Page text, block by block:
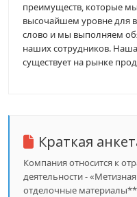
преимуществ, которые
высочайшем уровне для
слово и мы выполняем
наших сотрудников.
существует на рынке
Краткая
Компания относится к
деятельности -
отделочные